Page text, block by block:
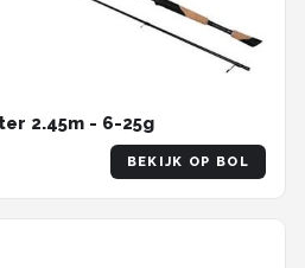
2.45m - 6-25g
BEKIJK OP BOL